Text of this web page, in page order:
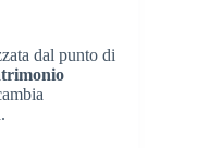
dal punto di